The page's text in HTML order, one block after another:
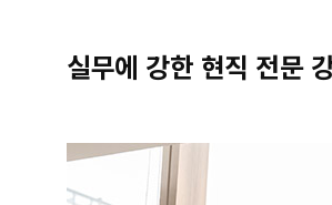
실무에 강한 현직 전문